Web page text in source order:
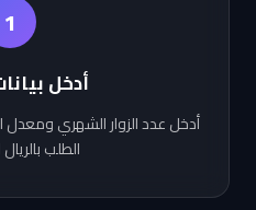
1
أدخل
أدخل عدد الزوار الشهري
الطلب